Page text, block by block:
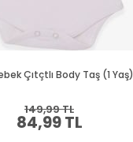
Çıtçtlı Body Taş (1 Yaş)
84,99 TL
149,99 TL